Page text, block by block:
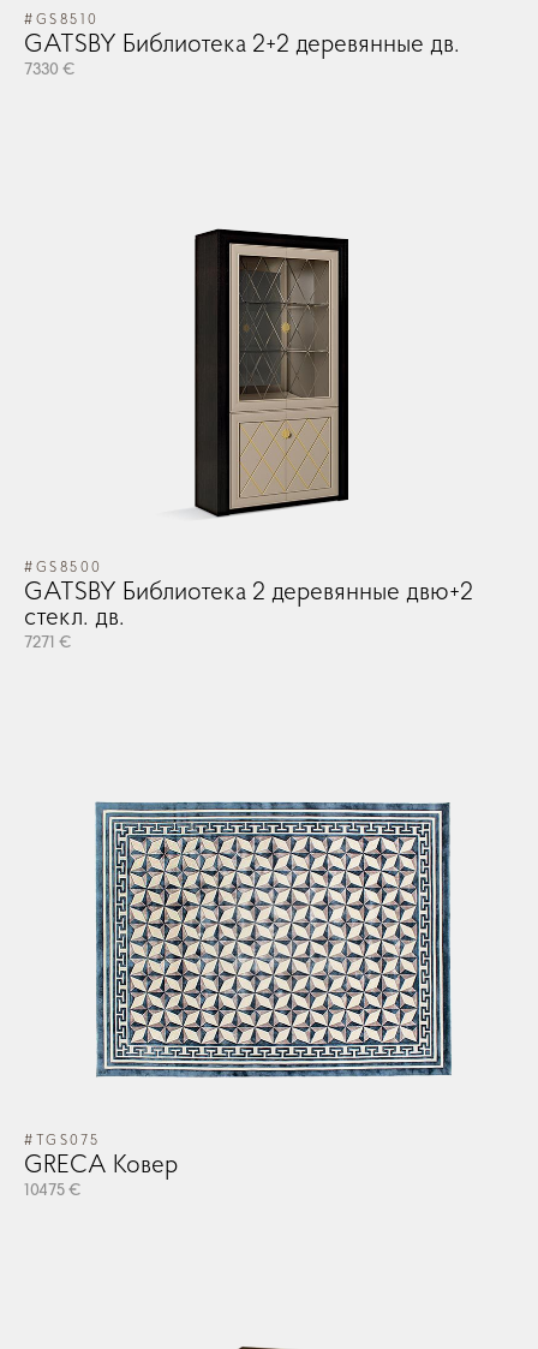
#GS8510
GATSBY Библиотека 2+2 деревянные дв.
7330 €
#GS8500
GATSBY Библиотека 2 деревянные двю+2
стекл. дв.
7271 €
#TGS075
GRECA Ковер
10475 €